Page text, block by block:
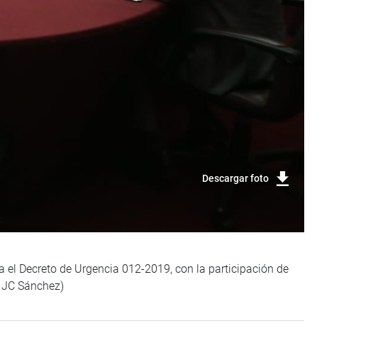
Descargar foto
Decreto de Urgencia 012-2019, con la participación de
Sánchez)